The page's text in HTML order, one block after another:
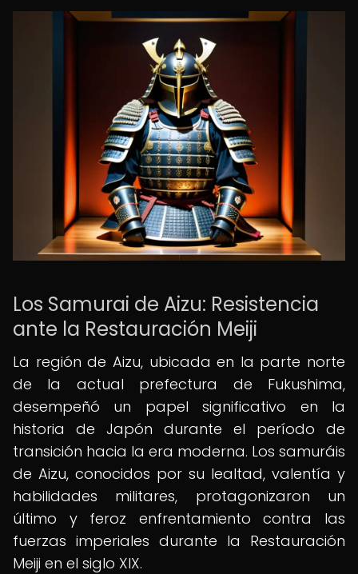
Los Samurai de Aizu: Resistencia
ante la Restauración Meiji
La región de Aizu, ubicada en la parte norte
de la actual prefectura de Fukushima,
desempeñó un papel significativo en la
historia de Japón durante el período de
transición hacia la era moderna. Los samuráis
de Aizu, conocidos por su lealtad, valentía y
habilidades militares, protagonizaron un
último y feroz enfrentamiento contra las
fuerzas imperiales durante la Restauración
Meiji en el siglo XIX.